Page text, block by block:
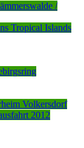
/
Tropical Islands
Volkersdorf
2012